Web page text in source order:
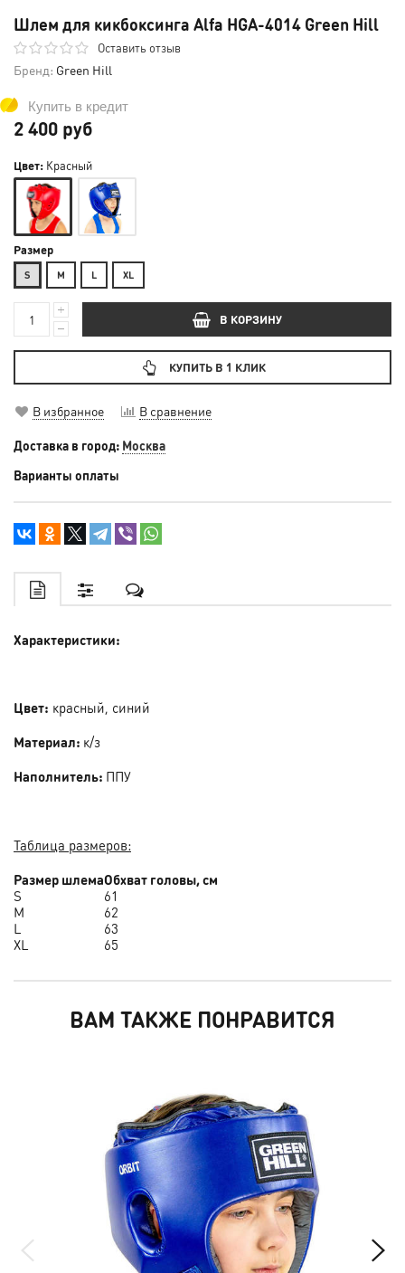
Шлем для кикбоксинга Alfa HGA-4014 Green Hill
Оставить отзыв
Бренд: Green Hill
Купить в кредит
2 400 руб
Цвет: Красный
Размер
S М L XL
В КОРЗИНУ
КУПИТЬ В 1 КЛИК
В избранное В сравнение
Доставка в город: Москва
Варианты оплаты
Характеристики:
Цвет: красный, синий
Материал: к/з
Наполнитель: ППУ
Таблица размеров:
Размер шлемаОбхват головы, см
S
61
M
62
L
63
XL
65
ВАМ ТАКЖЕ ПОНРАВИТСЯ